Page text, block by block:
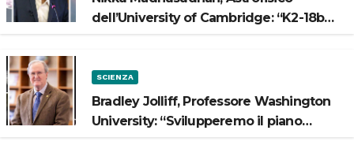
dell’University of Cambridge: “K2-18b
SCIENZA
Bradley Jolliff, Professore Washington
University: “Svilupperemo il piano